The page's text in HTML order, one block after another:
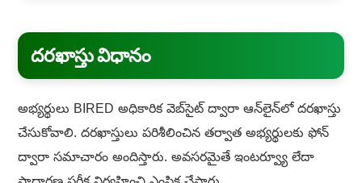
దరఖాస్తు విధానం
అభ్యర్థులు BIRED అధికారిక వెబ్‌సైట్ ద్వారా ఆన్‌లైన్‌లో దరఖాస్తు
చేసుకోవాలి. దరఖాస్తులు పరిశీలించిన తర్వాత అభ్యర్థులకు ఫోన్
ద్వారా సమాచారం అందిస్తారు. అవసరమైతే ఇంటర్వ్యూ లేదా